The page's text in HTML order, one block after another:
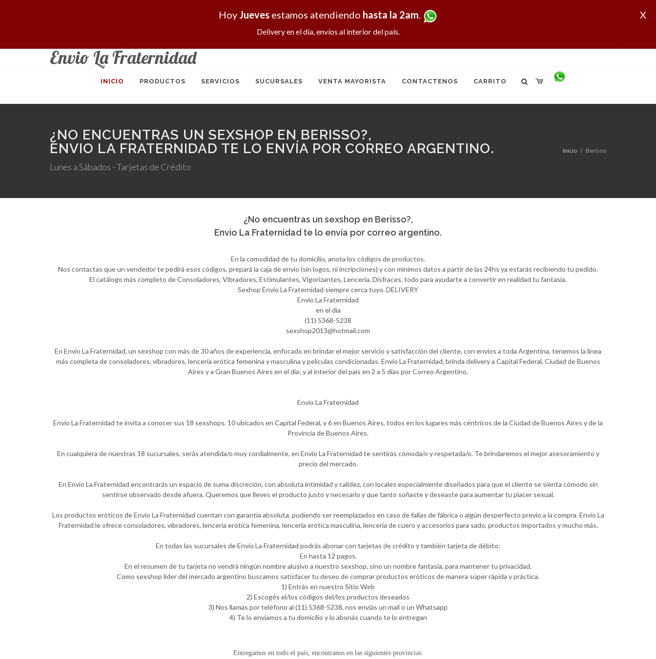
X
Hoy Jueves estamos atendiendo hasta la 2am.
Delivery en el día, envíos al interior del país.
Envio La Fraternidad
INICIO PRODUCTOS SERVICIOS SUCURSALES VENTA MAYORISTA CONTACTENOS CARRITO
¿NO ENCUENTRAS UN SEXSHOP EN BERISSO?,
ENVIO LA FRATERNIDAD TE LO ENVÍA POR CORREO ARGENTINO.
Lunes a Sábados - Tarjetas de Crédito
Inicio Berisso
¿No encuentras un sexshop en Berisso?,
Envio La Fraternidad te lo envía por correo argentino.
En la comodidad de tu domicilio, anota los códigos de productos.
Nos contactas que un vendedor te pedirá esos códigos, prepará la caja de envío (sin logos, ni incripciones) y con mínimos datos a partir de las 24hs ya estarás recibiendo tu pedido.
El catálogo más completo de Consoladores, Vibradores, Estimulantes, Vigorizantes, Lenceria, Disfraces, todo para ayudarte a convertir en realidad tu fantasía.
Sexhop Envio La Fraternidad siempre cerca tuyo. DELIVERY
Envio La Fraternidad
en el día
(11) 5368-5238
sexshop2013@hotmail.com
En Envio La Fraternidad, un sexshop con más de 30 años de experiencia, enfocado en brindar el mejor servicio y satisfacción del cliente, con envíos a toda Argentina, tenemos la línea
más completa de consoladores, vibradores, lencería erótica femenina y masculina y películas condicionadas. Envio La Fraternidad, brinda delivery a Capital Federal, Ciudad de Buenos
Aires y a Gran Buenos Aires en el día; y al interior del pais en 2 a 5 días por Correo Argentino.
Envio La Fraternidad
Envio La Fraternidad te invita a conocer sus 18 sexshops. 10 ubicados en Capital Federal, y 6 en Buenos Aires, todos en los lugares más céntricos de la Ciudad de Buenos Aires y de la
Provincia de Buenos Aires.
En cualquiera de nuestras 18 sucursales, serás atendida/o muy cordialmente, en Envio La Fraternidad te sentirás cómoda/o y respetada/o. Te brindaremos el mejor asesoramiento y
precio del mercado.
En Envio La Fraternidad encontrarás un espacio de suma discreción, con absoluta intimidad y calidez, con locales especialmente diseñados para que el cliente se sienta cómodo sin
sentirse observado desde afuera. Queremos que lleves el producto justo y necesario y que tanto soñaste y deseaste para aumentar tu placer sexual.
Los productos eróticos de Envio La Fraternidad cuentan con garantía absoluta, pudiendo ser reemplazados en caso de fallas de fábrica o algún desperfecto previo a la compra. Envio La
Fraternidad le ofrece consoladores, vibradores, lencería erótica femenina, lencería erótica masculina, lencería de cuero y accesorios para sado, productos importados y mucho más.
En todas las sucursales de Envio La Fraternidad podrás abonar con tarjetas de crédito y también tarjeta de débito:
En hasta 12 pagos.
En el resumen de tu tarjeta no vendrá ningún nombre alusivo a nuestro sexshop, sino un nombre fantasía, para mantener tu privacidad.
Como sexshop líder del mercado argentino buscamos satisfacer tu deseo de comprar productos eróticos de manera súper rápida y práctica.
1) Entrás en nuestro Sitio Web
2) Escogés el/los códigos del/los productos deseados
3) Nos llamas por teléfono al (11) 5368-5238, nos enviás un mail o un Whatsapp
4) Te lo enviamos a tu domicilio y lo abonás cuando te lo entregan
Entregamos en todo el país, encontranos en las siguientes provincias: